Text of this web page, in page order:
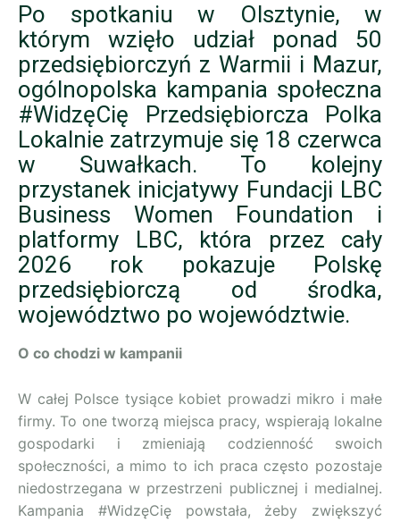
Po spotkaniu w Olsztynie, w
którym wzięło udział ponad 50
przedsiębiorczyń z Warmii i Mazur,
ogólnopolska kampania społeczna
#WidzęCię Przedsiębiorcza Polka
Lokalnie zatrzymuje się 18 czerwca
w Suwałkach. To kolejny
przystanek inicjatywy Fundacji LBC
Business Women Foundation i
platformy LBC, która przez cały
2026 rok pokazuje Polskę
przedsiębiorczą od środka,
województwo po województwie.
O co chodzi w kampanii
W całej Polsce tysiące kobiet prowadzi mikro i małe
firmy. To one tworzą miejsca pracy, wspierają lokalne
gospodarki i zmieniają codzienność swoich
społeczności, a mimo to ich praca często pozostaje
niedostrzegana w przestrzeni publicznej i medialnej.
Kampania #WidzęCię powstała, żeby zwiększyć